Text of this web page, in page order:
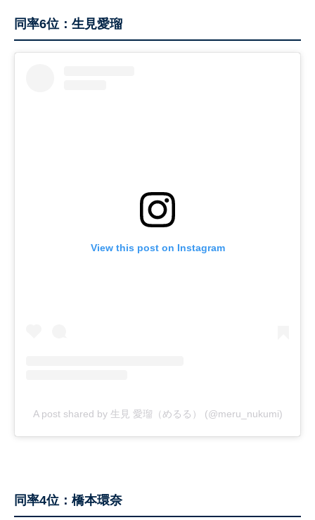
同率6位：生見愛瑠
View this post on Instagram
A post shared by 生見 愛瑠（めるる） (@meru_nukumi)
同率4位：橋本環奈